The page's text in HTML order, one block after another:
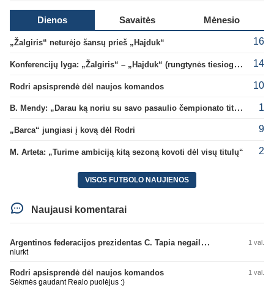
Dienos Savaitės Mėnesio
„Žalgiris“ neturėjo šansų prieš „Hajduk“ 16
Konferencijų lyga: „Žalgiris“ – „Hajduk“ (rungtynės tiesiogiai) 14
Rodri apsisprendė dėl naujos komandos 10
B. Mendy: „Darau ką noriu su savo pasaulio čempionato titulu“ 1
„Barca“ jungiasi į kovą dėl Rodri 9
M. Arteta: „Turime ambiciją kitą sezoną kovoti dėl visų titulų“ 2
VISOS FUTBOLO NAUJIENOS
Naujausi komentarai
Argentinos federacijos prezidentas C. Tapia negailėjo pagyrų G. Infantino 1 val.
niurkt
Rodri apsisprendė dėl naujos komandos 1 val.
Sėkmės gaudant Realo puolėjus :)